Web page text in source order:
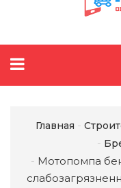
Главная
Мотопомпа